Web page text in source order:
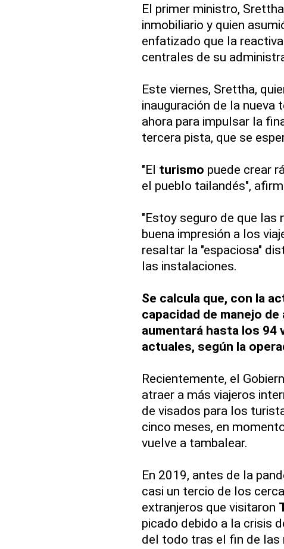
El primer ministro,
inmobiliario y quien
enfatizado que la
centrales de su
Este viernes, Srettha,
inauguración de la nueva
ahora para impulsar la
tercera pista, que se
"El turismo puede crear
el pueblo tailandés",
"Estoy seguro de que las
buena impresión a los
resaltar la "espaciosa"
las instalaciones.
Se calcula que, con la
capacidad de manejo
aumentará hasta los 94
actuales, según la
Recientemente, el
atraer a más viajeros
de visados para los
cinco meses, en
vuelve a tambalear.
En 2019, antes de la
casi un tercio de los
extranjeros que visitaron
picado debido a la crisis
del todo tras el fin de las